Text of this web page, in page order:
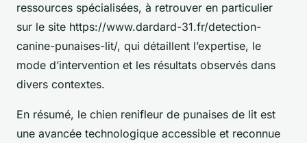
ressources spécialisées, à retrouver en particulier
sur le site https://www.dardard-31.fr/detection-
canine-punaises-lit/, qui détaillent l’expertise, le
mode d’intervention et les résultats observés dans
divers contextes.
En résumé, le chien renifleur de punaises de lit est
une avancée technologique accessible et reconnue